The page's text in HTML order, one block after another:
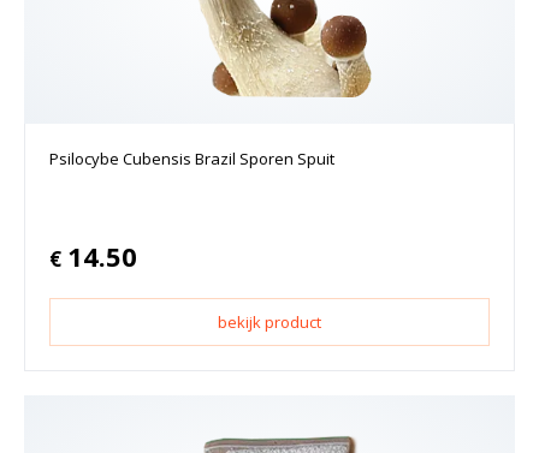
Psilocybe Cubensis Brazil Sporen Spuit
€ 14.50
bekijk product